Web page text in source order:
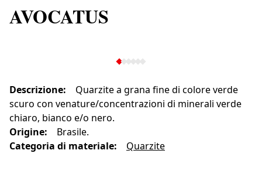
AVOCATUS
Descrizione:
Quarzite a grana fine di colore verde
scuro con venature/concentrazioni di minerali verde
chiaro, bianco e/o nero.
Origine:
Brasile.
Categoria di materiale: Quarzite